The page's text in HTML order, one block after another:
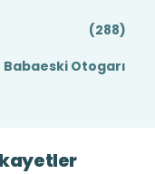
(288)
Babaeski Otogarı